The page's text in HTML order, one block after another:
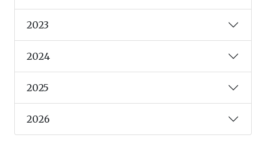
2023
2024
2025
2026